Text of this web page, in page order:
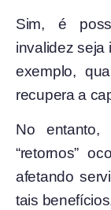
Sim, é
invalidez seja
exemplo,
recupera a
No entanto,
“retornos”
afetando
tais